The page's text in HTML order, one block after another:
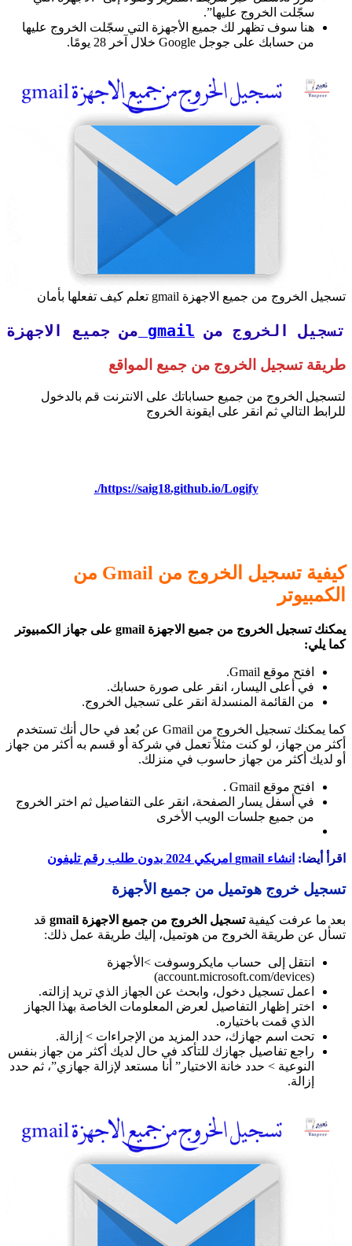
سجّلت الخروج عليها”.
هنا سوف تظهر لك جميع الأجهزة التي سجّلت الخروج عليها
من حسابك على جوجل Google خلال آخر 28 يومًا.
تسجيل الخروج من جميع الاجهزة gmail تعلم كيف تفعلها بأمان
تسجيل الخروج من gmail من جميع الاجهزة
طريقة تسجيل الخروج من جميع المواقع
لتسجيل الخروج من جميع حساباتك على الانترنت قم بالدخول
للرابط التالي ثم انقر على ايقونة الخروج
https://saig18.github.io/Logify/.
كيفية تسجيل الخروج من Gmail من
الكمبيوتر
يمكنك تسجيل الخروج من جميع الاجهزة gmail على جهاز الكمبيوتر
كما يلي:
افتح موقع Gmail.
في أعلى اليسار، انقر على صورة حسابك.
من القائمة المنسدلة انقر على تسجيل الخروج.
كما يمكنك تسجيل الخروج من Gmail عن بُعد في حال أنك تستخدم
أكثر من جهاز، لو كنت مثلاً تعمل في شركة أو قسم به أكثر من جهاز
أو لديك أكثر من جهاز حاسوب في منزلك.
افتح موقع Gmail .
في أسفل يسار الصفحة، انقر على التفاصيل ثم اختر الخروج
من جميع جلسات الويب الأخرى
اقرأ أيضا: انشاء gmail امريكي 2024 بدون طلب رقم تليفون
تسجيل خروج هوتميل من جميع الأجهزة
بعد ما عرفت كيفية تسجيل الخروج من جميع الاجهزة gmail
قد
تسأل عن طريقة الخروج من هوتميل، إليك طريقة عمل ذلك:
انتقل إلى حساب مايكروسوفت >الأجهزة
(account.microsoft.com/devices)
اعمل تسجيل دخول، وابحث عن الجهاز الذي تريد إزالته.
اختر إظهار التفاصيل لعرض المعلومات الخاصة بهذا الجهاز
الذي قمت باختياره.
تحت اسم جهازك، حدد المزيد من الإجراءات > إزالة.
راجع تفاصيل جهازك للتأكد في حال لديك أكثر من جهاز بنفس
النوعية > حدد خانة الاختيار” أنا مستعد لإزالة جهازي”، ثم حدد
إزالة.